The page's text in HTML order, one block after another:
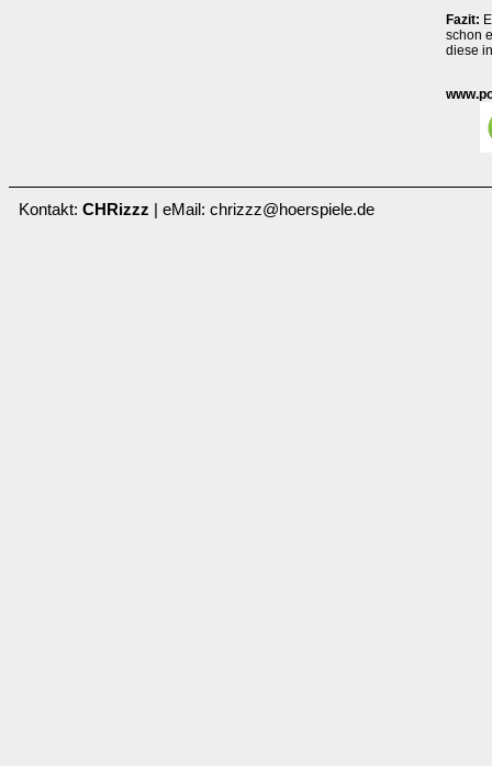
Fazit:
schon
diese
Kontakt: CHRizzz | eMail: chrizzz@hoerspiele.de